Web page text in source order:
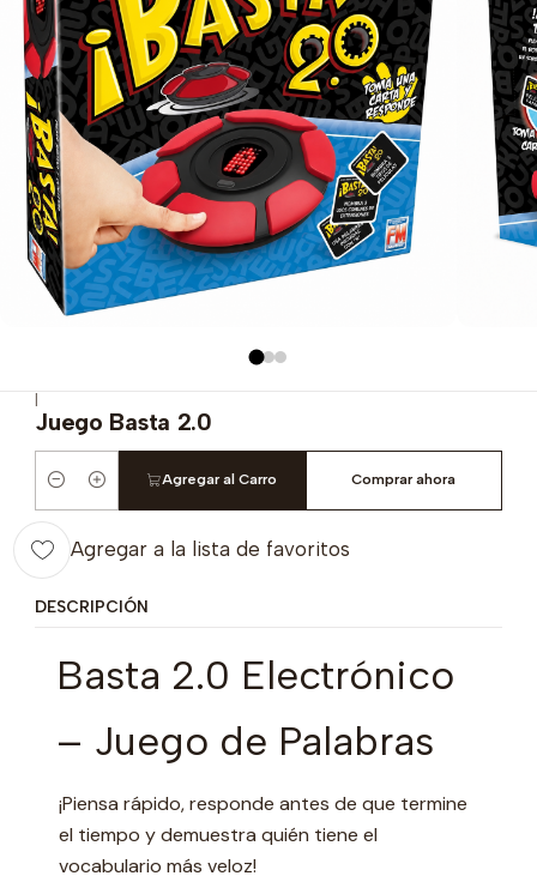
|
Juego Basta 2.0
Cantidad
Agregar al Carro Comprar ahora
Agregar a la lista de favoritos
DESCRIPCIÓN
Basta 2.0 Electrónico
– Juego de Palabras
¡Piensa rápido, responde antes de que termine
el tiempo y demuestra quién tiene el
vocabulario más veloz!